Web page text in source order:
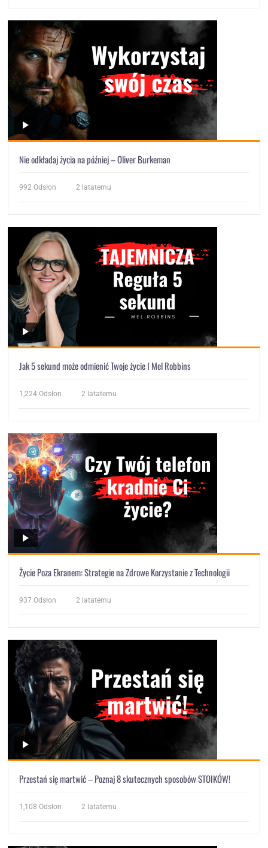
Nie odkładaj życia na później – Oliver Burkeman
992 Odsłon 2 latatemu
Jak 5 sekund może odmienić Twoje życie I Mel Robbins
1,224 Odsłon 2 latatemu
Życie Poza Ekranem: Strategie na Zdrowe Korzystanie z Technologii
937 Odsłon 2 latatemu
Przestań się martwić – Poznaj 8 skutecznych sposobów STOIKÓW!
1,108 Odsłon 2 latatemu